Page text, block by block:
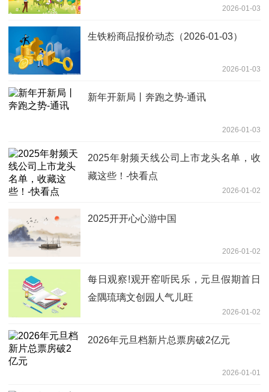
2026-01-03
生铁粉商品报价动态（2026-01-03）
2026-01-03
新年开新局丨奔跑之势-通讯
2026-01-03
2025年射频天线公司上市龙头名单，收
藏这些！-快看点
2026-01-02
2025开开心心游中国
2026-01-02
每日观察!观开窑听民乐，元旦假期首日
金隅琉璃文创园人气儿旺
2026-01-02
2026年元旦档新片总票房破2亿元
2026-01-01